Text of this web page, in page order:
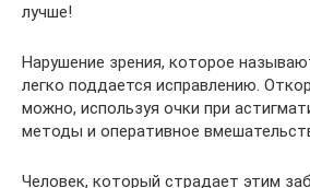
лучше!
Нарушение зрения, которое
легко поддается исправлению.
можно, используя очки при
методы и оперативное
Человек, который страдает этим